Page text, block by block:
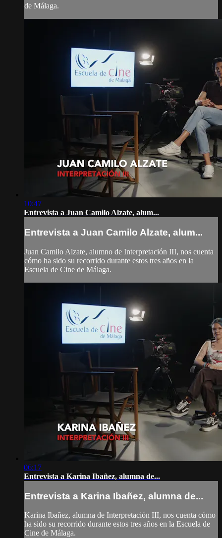
de Málaga.
10:47
Entrevista a Juan Camilo Alzate, alum...
Entrevista a Juan Camilo Alzate, alum...
Juan Camilo Alzate, alumno de Interpretación III, nos cuenta
cómo ha sido su recorrido durante estos tres años en la
Escuela de Cine de Málaga.
06:17
Entrevista a Karina Ibañez, alumna de...
Entrevista a Karina Ibañez, alumna de...
Karina Ibañez, alumna de Interpretación III, nos cuenta cómo
ha sido su recorrido durante estos tres años en la Escuela de
Cine de Málaga.